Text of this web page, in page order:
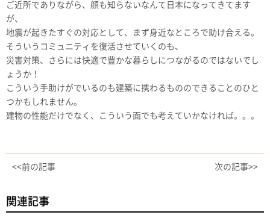
ご近所でありながら、顔も知らないなんて日本になってきてます
が、
地震が起きたすぐの対応として、まず身近なところで助け合える。
そういうコミュニティを復活させていくのも、
災害対策、さらには快適で豊かな暮らしにつながるのではないでし
ょうか！
こういう手助けがでいるのも建築に携わるもののできることのひと
つかもしれません。
建物の性能だけでなく、こういう面でも考えていかなければ。。。
<<前の記事 次の記事>>
関連記事